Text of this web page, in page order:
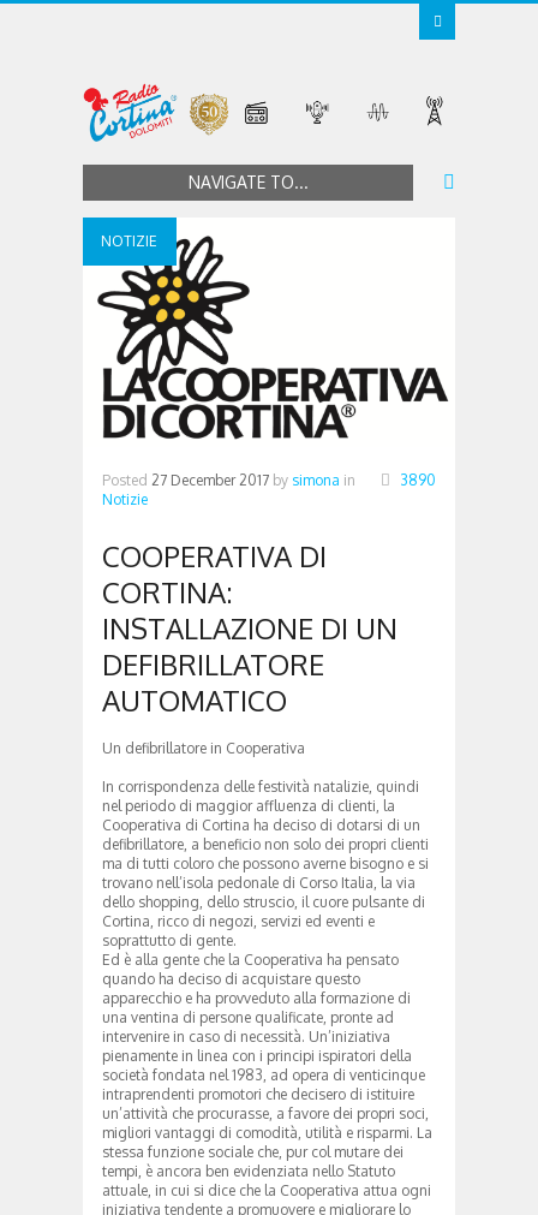
NAVIGATE TO...
NOTIZIE
Posted 27 December 2017 by simona in
Notizie
3890
COOPERATIVA DI
CORTINA:
INSTALLAZIONE DI UN
DEFIBRILLATORE
AUTOMATICO
Un defibrillatore in Cooperativa
In corrispondenza delle festività natalizie, quindi
nel periodo di maggior affluenza di clienti, la
Cooperativa di Cortina ha deciso di dotarsi di un
defibrillatore, a beneficio non solo dei propri clienti
ma di tutti coloro che possono averne bisogno e si
trovano nell’isola pedonale di Corso Italia, la via
dello shopping, dello struscio, il cuore pulsante di
Cortina, ricco di negozi, servizi ed eventi e
soprattutto di gente.
Ed è alla gente che la Cooperativa ha pensato
quando ha deciso di acquistare questo
apparecchio e ha provveduto alla formazione di
una ventina di persone qualificate, pronte ad
intervenire in caso di necessità. Un’iniziativa
pienamente in linea con i principi ispiratori della
società fondata nel 1983, ad opera di venticinque
intraprendenti promotori che decisero di istituire
un’attività che procurasse, a favore dei propri soci,
migliori vantaggi di comodità, utilità e risparmi. La
stessa funzione sociale che, pur col mutare dei
tempi, è ancora ben evidenziata nello Statuto
attuale, in cui si dice che la Cooperativa attua ogni
iniziativa tendente a promuovere e migliorare lo